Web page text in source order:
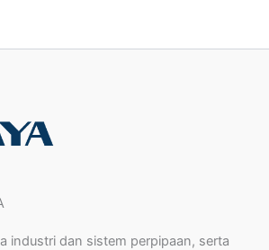
industri dan sistem perpipaan, serta